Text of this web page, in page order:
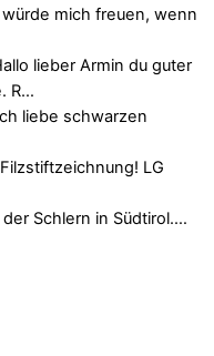
mich freuen, wenn
lieber Armin du guter
R…
liebe schwarzen
LG
Schlern in Südtirol.…